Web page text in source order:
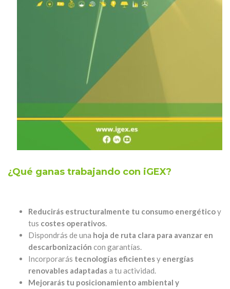
¿Qué ganas trabajando con iGEX?
Reducirás estructuralmente tu consumo energéticoy
tus costes operativos.
Dispondrás de una hoja de ruta clara para avanzar en
descarbonización con garantías.
Incorporarás tecnologías eficientesy energías
renovables adaptadasa tu actividad.
Mejorarás tu posicionamiento ambiental y